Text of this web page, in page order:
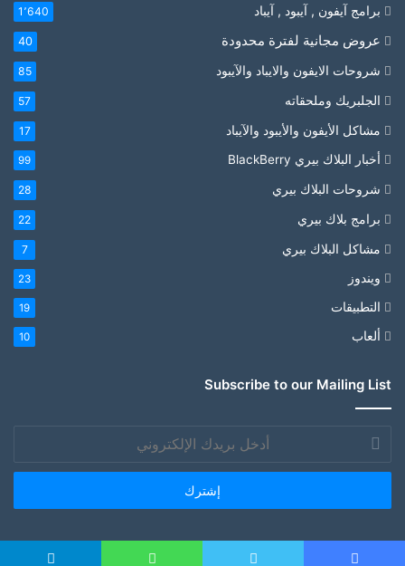
برامج آيفون , آيبود , آيباد 1٬640
عروض مجانية لفترة محدودة 40
شروحات الايفون والايباد والآيبود 85
الجلبريك وملحقاته 57
مشاكل الأيفون والأيبود والآيباد 17
أخبار البلاك بيري BlackBerry 99
شروحات البلاك بيري 28
برامج بلاك بيري 22
مشاكل البلاك بيري 7
ويندوز 23
التطبيقات 19
ألعاب 10
Subscribe to our Mailing List
بريدك
الإلكتروني